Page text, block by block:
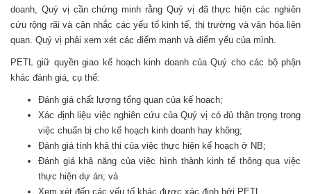
doanh, Quý vị cần chứng minh rằng Quý vị đã thực hiện các nghiên
cứu rộng rãi và cân nhắc các yếu tố kinh tế, thị trường và văn hóa liên
quan. Quý vị phải xem xét các điểm mạnh và điểm yếu của mình.
PETL giữ quyền giao kế hoạch kinh doanh của Quý cho các bộ phận
khác đánh giá, cụ thể:
Đánh giá chất lượng tổng quan của kế hoạch;
Xác định liệu việc nghiên cứu của Quý vị có đủ thận trọng trong
việc chuẩn bị cho kế hoạch kinh doanh hay không;
Đánh giá tính khả thi của việc thực hiện kế hoạch ở NB;
Đánh giá khả năng của việc hình thành kinh tế thông qua việc
thực hiện dự án; và
Xem xét đến các yếu tố khác được xác định bởi PETL